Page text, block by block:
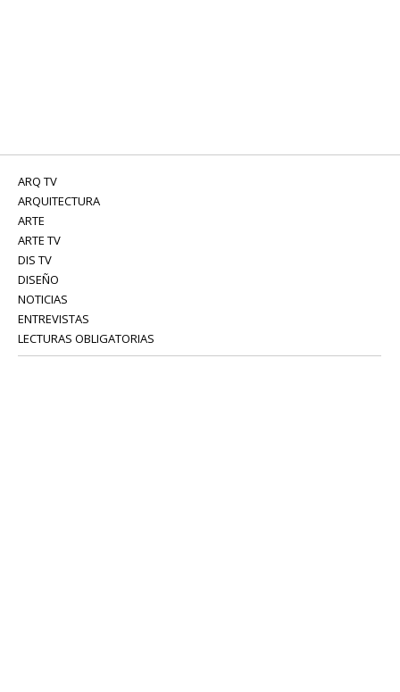
ARQ TV
ARQUITECTURA
ARTE
ARTE TV
DIS TV
DISEÑO
NOTICIAS
ENTREVISTAS
LECTURAS OBLIGATORIAS